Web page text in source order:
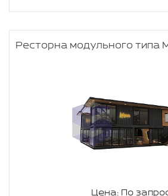
Ресторна модульного типа
Цена: По